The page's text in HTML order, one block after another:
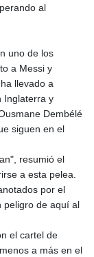
al
uno de los
a Messi y
llevado a
Inglaterra y
Dembélé
siguen en el
resumió el
a esta pelea.
por el
peligro de aquí al
el cartel de
a más en el